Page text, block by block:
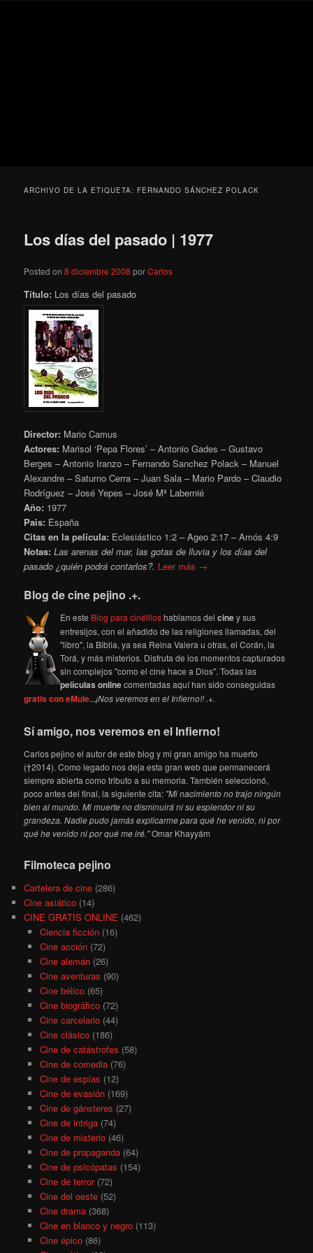
ARCHIVO DE LA ETIQUETA: FERNANDO SÁNCHEZ POLACK
Los días del pasado | 1977
Posted on8 diciembre 2008 porCarlos
Título: Los días del pasado
Director: Mario Camus
Actores: Marisol ‘Pepa Flores’ – Antonio Gades – Gustavo
Berges – Antonio Iranzo – Fernando Sanchez Polack – Manuel
Alexandre – Saturno Cerra – Juan Sala – Mario Pardo – Claudio
Rodríguez – José Yepes – José Mª Labernié
Año: 1977
Pais: España
Citas en la película: Eclesiástico 1:2 – Ageo 2:17 – Amós 4:9
Notas: Las arenas del mar, las gotas de lluvia y los días del
pasado ¿quién podrá contarlos?. Leer más →
Blog de cine pejino .+.
En este Blog para cinéfiloshablamos delciney sus
entresijos, con el añadido de las religiones llamadas, del
"libro", la Biblia, ya sea Reina Valera u otras, el Corán, la
Torá, y más misterios. Disfruta de los momentos capturados
sin complejos "como el cine hace a Dios". Todas las
películas onlinecomentadas aquí han sido conseguidas
gratis con eMule...¡Nos veremos en el Infierno!! .+.
Sí amigo, nos veremos en el Infierno!
Carlos pejino el autor de este blog y mi gran amigo ha muerto
(†2014). Como legado nos deja esta gran web que permanecerá
siempre abierta como tributo a su memoria. También seleccionó,
poco antes del final, la siguiente cita: "Mi nacimiento no trajo ningún
bien al mundo. Mi muerte no disminuirá ni su esplendor ni su
grandeza. Nadie pudo jamás explicarme para qué he venido, ni por
qué he venido ni por qué me iré."Omar Khayyám
Filmoteca pejino
Cartelera de cine (286)
Cine asiático (14)
CINE GRATIS ONLINE (462)
Ciencia ficción(16)
Cine acción(72)
Cine alemán(26)
Cine aventuras (90)
Cine bélico(65)
Cine biográfico(72)
Cine carcelario(44)
Cine clásico(186)
Cine de catástrofes (58)
Cine de comedia(76)
Cine de espías (12)
Cine de evasión(169)
Cine de gánsteres (27)
Cine de intriga(74)
Cine de misterio(46)
Cine de propaganda(64)
Cine de psicópatas (154)
Cine de terror(72)
Cine del oeste(52)
Cine drama(368)
Cine en blanco y negro(113)
Cine épico(86)